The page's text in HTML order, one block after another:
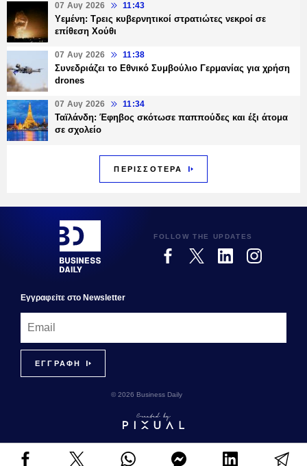
07 Αυγ 2026 11:43
Υεμένη: Τρεις κυβερνητικοί στρατιώτες νεκροί σε
επίθεση Χούθι
07 Αυγ 2026 11:38
Συνεδριάζει το Εθνικό Συμβούλιο Γερμανίας για χρήση
drones
07 Αυγ 2026 11:34
Ταϊλάνδη: Έφηβος σκότωσε παππούδες και έξι άτομα
σε σχολείο
ΠΕΡΙΣΣΟΤΕΡΑ
FOLLOW THE UPDATES
Εγγραφεiτε στο Newsletter
© 2026 Business Daily